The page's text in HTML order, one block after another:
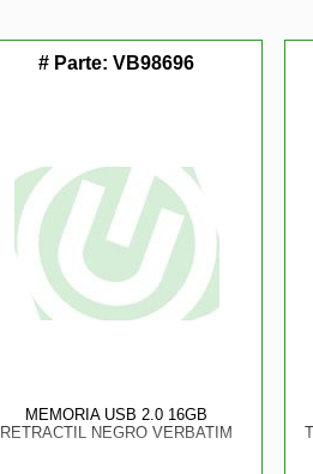
# Parte:VB98696
MEMORIA USB 2.0 16GB
RETRACTIL NEGRO VERBATIM